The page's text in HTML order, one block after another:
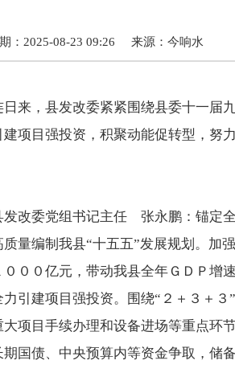
：2025-08-23 09:26 来源： 今响水
日来，县发改委紧紧围绕县委十一届
建项目强投资，积聚动能促转型，努
发改委党组书记主任 张永鹏： 锚定
质量编制我县“十五五”发展规划。加
０００亿元，带动我县全年ＧＤＰ增
力引建项目强投资。围绕“２＋３＋
大项目手续办理和设备进场等重点环
期国债、中央预算内等资金争取，储